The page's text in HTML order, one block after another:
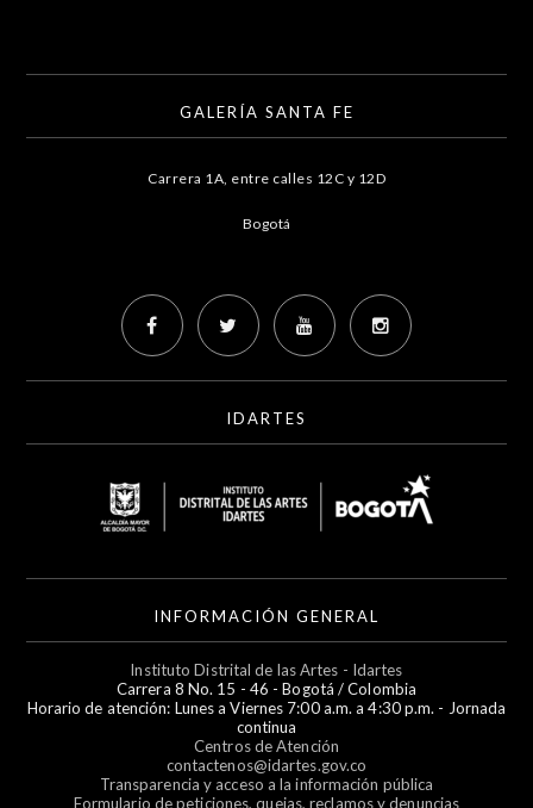
GALERÍA SANTA FE
Carrera 1A, entre calles 12C y 12D
Bogotá
IDARTES
INFORMACIÓN GENERAL
Instituto Distrital de las Artes - Idartes
Carrera 8 No. 15 - 46 - Bogotá / Colombia
Horario de atención: Lunes a Viernes 7:00 a.m. a 4:30 p.m. - Jornada
continua
Centros de Atención
contactenos@idartes.gov.co
Transparencia y acceso a la información pública
Formulario de peticiones, quejas, reclamos y denuncias